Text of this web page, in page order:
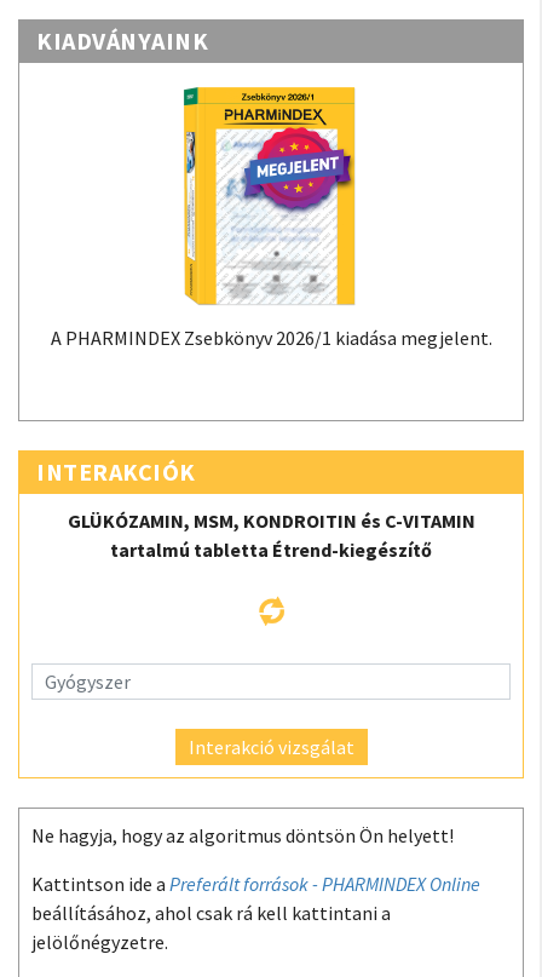
KIADVÁNYAINK
A PHARMINDEX Zsebkönyv 2026/1 kiadása megjelent.
INTERAKCIÓK
GLÜKÓZAMIN, MSM, KONDROITIN és C-VITAMIN
tartalmú tabletta Étrend-kiegészítő
Interakció vizsgálat
Ne hagyja, hogy az algoritmus döntsön Ön helyett!
Kattintson ide a Preferált források - PHARMINDEX Online
beállításához, ahol csak rá kell kattintani a
jelölőnégyzetre.